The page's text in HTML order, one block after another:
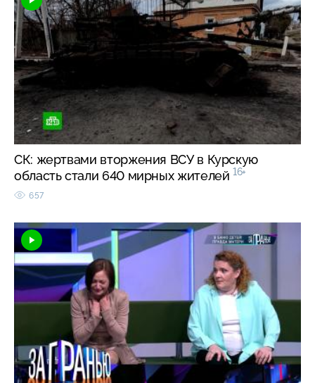
СК: жертвами вторжения ВСУ в Курскую
область стали 640 мирных жителей 16+
657